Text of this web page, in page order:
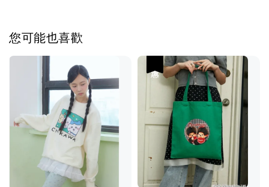
您可能也喜歡